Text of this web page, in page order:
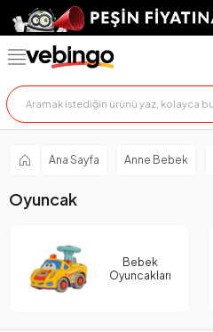
Ana Sayfa Anne Bebek
Oyuncak
Bebek
Oyuncakları